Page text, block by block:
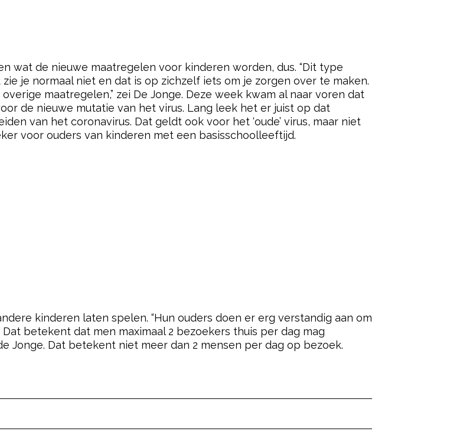
wat de nieuwe maatregelen voor kinderen worden, dus. “Dit type
je normaal niet en dat is op zichzelf iets om je zorgen over te maken.
maatregelen,” zei De Jonge. Deze week kwam al naar voren dat
de nieuwe mutatie van het virus. Lang leek het er juist op dat
van het coronavirus. Dat geldt ook voor het ‘oude’ virus, maar niet
voor ouders van kinderen met een basisschoolleeftijd.
kinderen laten spelen. “Hun ouders doen er erg verstandig aan om
betekent dat men maximaal 2 bezoekers thuis per dag mag
Jonge. Dat betekent niet meer dan 2 mensen per dag op bezoek.